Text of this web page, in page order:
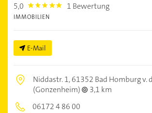
5,0 5.0 1 Bewertung
IMMOBILIEN
E-Mail
Niddastr. 1,61352 Bad Homburg v.
(Gonzenheim)
3,1 km
06172 4 86 00